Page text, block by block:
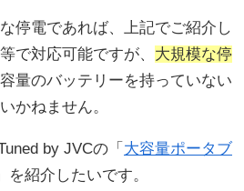
停電であれば、上記でご紹介し
で対応可能ですが、 大規模な停
量のバッテリーを持っていない
かねません。
by JVCの「 大容量ポータブ
」を紹介したいです。